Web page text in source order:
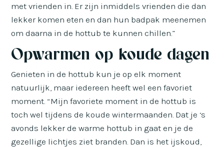
met vrienden in. Er zijn inmiddels vrienden die dan
lekker komen eten en dan hun badpak meenemen
om daarna in de hottub te kunnen chillen.”
Opwarmen op koude dagen
Genieten in de hottub kun je op elk moment
natuurlijk, maar iedereen heeft wel een favoriet
moment. “Mijn favoriete moment in de hottub is
toch wel tijdens de koude wintermaanden. Dat je ‘s
avonds lekker de warme hottub in gaat en je de
gezellige lichtjes ziet branden. Dan is het ijskoud,